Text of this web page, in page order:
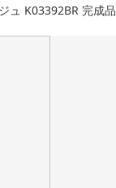
ュ K03392BR 完成品